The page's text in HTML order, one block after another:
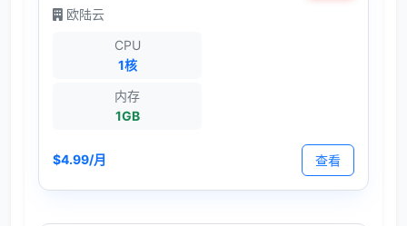
欧陆云
CPU
1核
内存
1GB
$4.99/月 查看